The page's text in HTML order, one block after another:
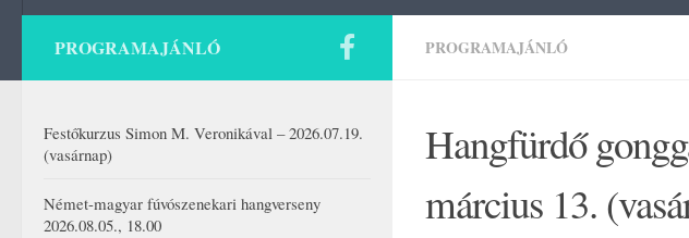
PROGRAMAJÁNLÓ
Hangfürdő
március 13.
PROGRAMAJÁNLÓ
Festőkurzus Simon M. Veronikával – 2026.07.19.
(vasárnap)
Német-magyar fúvószenekari hangverseny
2026.08.05., 18.00